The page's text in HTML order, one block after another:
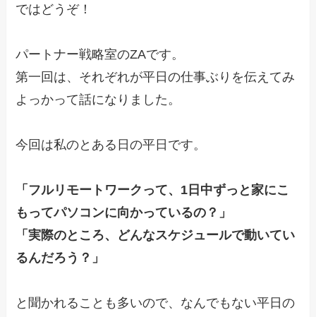
ではどうぞ！
パートナー戦略室のZAです。
第一回は、それぞれが平日の仕事ぶりを伝えてみ
よっかって話になりました。
今回は私のとある日の平日です。
「フルリモートワークって、1日中ずっと家にこ
もってパソコンに向かっているの？」
「実際のところ、どんなスケジュールで動いてい
るんだろう？」
と聞かれることも多いので、なんでもない平日の